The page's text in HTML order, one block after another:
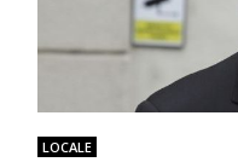
LOCALE